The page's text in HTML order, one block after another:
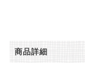
商品詳細